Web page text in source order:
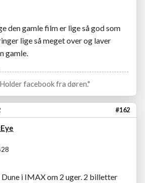
den gamle film er lige så god som
lige så meget over og laver
gamle.
facebook fra døren."
#162
i IMAX om 2 uger. 2 billetter